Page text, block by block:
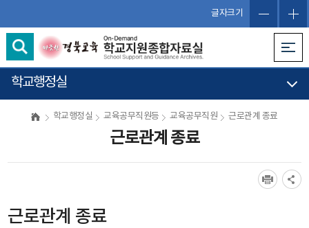
글자크기
학교행정실
학교행정실 교육공무직원등 교육공무직원 근로관계 종료
근로관계 종료
근로관계 종료